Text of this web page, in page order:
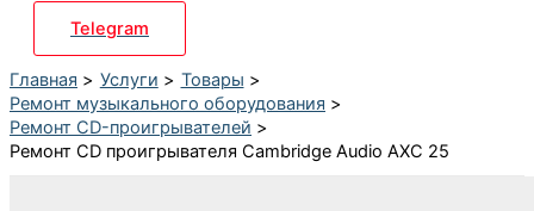
Telegram
Главная Услуги
Товары
Ремонт музыкального оборудования
Ремонт CD-проигрывателей
Ремонт CD проигрывателя Cambridge Audio AXC 25